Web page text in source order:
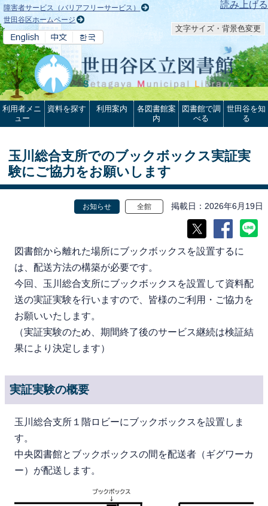
本文へ 読み上げる
障害者サービス（バリアフリーサービス）
世田谷区ホームページ
文字サイズ・背景色変更
利用者メニ
ュー
資料を探す 利用案内
各図書館案
内
図書館で調
べる
世田谷を知
る
玉川総合支所でのブックボックス実証実
験にご協力をお願いします
お知らせ 全館 掲載日 2026年6月19日
図書館から離れた場所にブックボックスを設置するに
は、配送方法の構築が必要です。
今回、玉川総合支所にブックボックスを設置して資料配
送の実証実験を行いますので、皆様のご利用・ご協力を
お願いいたします。
（実証実験のため、期間終了後のサービス継続は検証結
果により決定します）
実証実験の概要
玉川総合支所１階ロビーにブックボックスを設置しま
す。
中央図書館とブックボックスの間を配送者（ギグワーカ
ー）が配送します。